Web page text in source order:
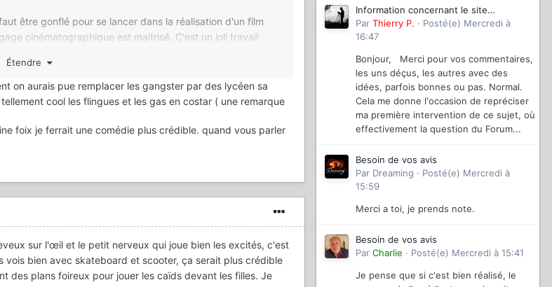
être gonflé pour se lancer dans la réalisation d'un film
cinématographique est maitrisé. C'est un joli travail
Étendre
on aurais pue remplacer les gangster par des lycéen sa
cool les flingues et les gas en costar ( une remarque
foix je ferrait une comédie plus crédible. quand vous parler
sur l'œil et le petit nerveux qui joue bien les excités, c'est
bien avec skateboard et scooter, ça serait plus crédible
des plans foireux pour jouer les caïds devant les filles. Je
Information concernant le site
magazinevideo
Par Thierry P. · Posté(e) Mercredi à
16:47
Bonjour, Merci pour vos commentaires,
les uns déçus, les autres avec des
idées, parfois bonnes ou pas. Normal.
Cela me donne l'occasion de repréciser
ma première intervention de ce sujet, où
effectivement la question du Forum...
Besoin de vos avis
Par Dreaming · Posté(e) Mercredi à
15:59
Merci a toi, je prends note.
Besoin de vos avis
Par Charlie · Posté(e) Mercredi à 15:41
Je pense que si c'est bien réalisé, le